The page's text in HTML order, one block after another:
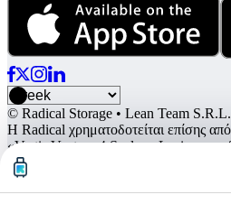
© Radical Storage • Lean Team
Η Radical χρηματοδοτείται επίσης
«Vertis Venture 4 Scaleup Lazio» που
S.p.A. και υποστηρίζεται από την
NextGerenation EU και: